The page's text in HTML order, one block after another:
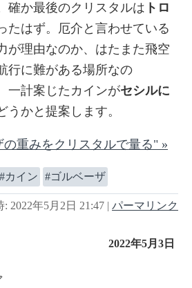
確か最後のクリスタルは トロ
たはず。厄介と言わせている
が理由なのか、はたまた飛空
行に難がある場所なの
一計案じたカインがセシルに
うかと提案します。
重みをクリスタルで量る" »
カイン ゴルベーザ
: 2022年5月2日 21:47 | パーマリンク
2022年5月3日